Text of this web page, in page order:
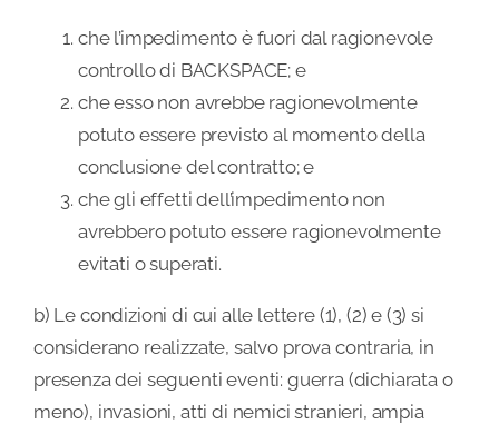
che l’impedimento è fuori dal ragionevole
controllo di BACKSPACE; e
che esso non avrebbe ragionevolmente
potuto essere previsto al momento della
conclusione del contratto; e
che gli effetti dell’impedimento non
avrebbero potuto essere ragionevolmente
evitati o superati.
b) Le condizioni di cui alle lettere (1), (2) e (3) si
considerano realizzate, salvo prova contraria, in
presenza dei seguenti eventi: guerra (dichiarata o
meno), invasioni, atti di nemici stranieri, ampia